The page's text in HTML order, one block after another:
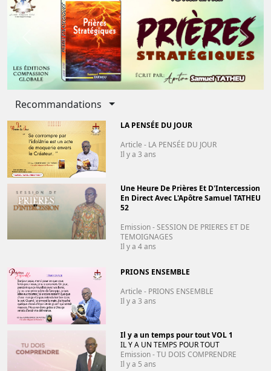
Previous Next
Recommandations Toggle Dropdown
LA PENSÉE DU JOUR
Article - LA PENSÉE DU JOUR
Il y a 3 ans
Une Heure De Prières Et D'Intercession
En Direct Avec L'Apôtre Samuel TATHEU
52
Emission - SESSION DE PRIERES ET DE
TEMOIGNAGES
Il y a 4 ans
PRIONS ENSEMBLE
Article - PRIONS ENSEMBLE
Il y a 3 ans
Il y a un temps pour tout VOL 1
IL Y A UN TEMPS POUR TOUT
Emission - TU DOIS COMPRENDRE
Il y a 5 ans